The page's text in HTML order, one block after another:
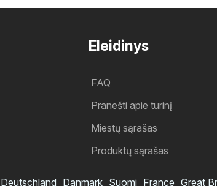
Eleidinys
FAQ
Pranešti apie turinį
Miestų sąrašas
Produktų sąrašas
Deutschland Danmark Suomi France Great